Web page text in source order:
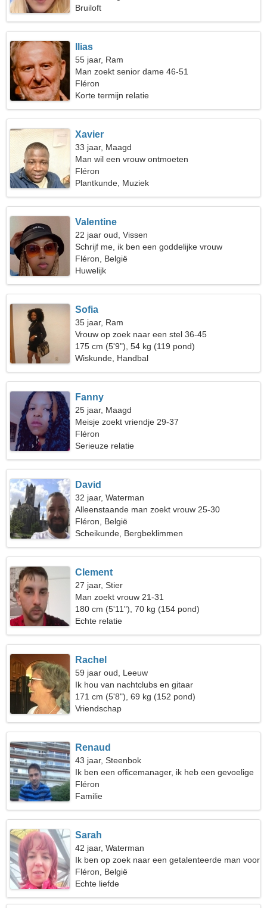
Bruiloft
Ilias
55 jaar, Ram
Man zoekt senior dame 46-51
Fléron
Korte termijn relatie
Xavier
33 jaar, Maagd
Man wil een vrouw ontmoeten
Fléron
Plantkunde, Muziek
Valentine
22 jaar oud, Vissen
Schrijf me, ik ben een goddelijke vrouw
Fléron, België
Huwelijk
Sofia
35 jaar, Ram
Vrouw op zoek naar een stel 36-45
175 cm (5'9"), 54 kg (119 pond)
Wiskunde, Handbal
Fanny
25 jaar, Maagd
Meisje zoekt vriendje 29-37
Fléron
Serieuze relatie
David
32 jaar, Waterman
Alleenstaande man zoekt vrouw 25-30
Fléron, België
Scheikunde, Bergbeklimmen
Clement
27 jaar, Stier
Man zoekt vrouw 21-31
180 cm (5'11"), 70 kg (154 pond)
Echte relatie
Rachel
59 jaar oud, Leeuw
Ik hou van nachtclubs en gitaar
171 cm (5'8"), 69 kg (152 pond)
Vriendschap
Renaud
43 jaar, Steenbok
Ik ben een officemanager, ik heb een gevoelige
vrouw nodig
Fléron
Familie
Sarah
42 jaar, Waterman
Ik ben op zoek naar een getalenteerde man voor
fitness
Fléron, België
Echte liefde